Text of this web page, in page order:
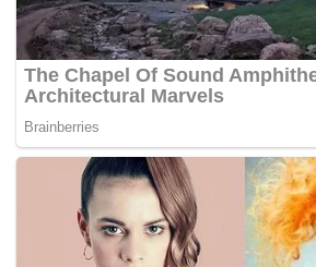
Tambah Norzizi, bapanya pasti akan
jika dia tertidur ketika sedang membuat
Walaupun sering berasa penat kerana
banyak kerja dalam satu masa,
untuk menyiapkan thesis pengajian
yang tercinta.